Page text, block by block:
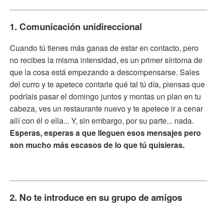
1. Comunicación unidireccional
Cuando tú tienes más ganas de estar en contacto, pero
no recibes la misma intensidad, es un primer síntoma de
que la cosa está empezando a descompensarse. Sales
del curro y te apetece contarle qué tal tú día, piensas que
podríais pasar el domingo juntos y montas un plan en tu
cabeza, ves un restaurante nuevo y te apetece ir a cenar
allí con él o ella... Y, sin embargo, por su parte... nada.
Esperas, esperas a que lleguen esos mensajes pero
son mucho más escasos de lo que tú quisieras.
2. No te introduce en su grupo de amigos